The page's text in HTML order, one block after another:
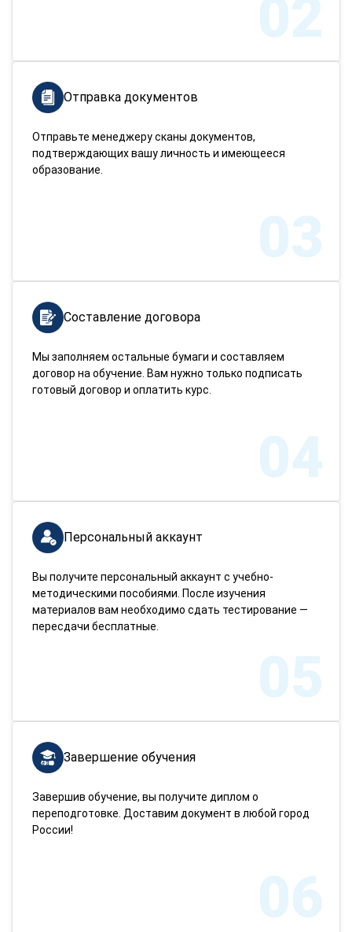
02
Отправка документов
Отправьте менеджеру сканы документов,
подтверждающих вашу личность и имеющееся
образование.
03
Составление договора
Мы заполняем остальные бумаги и составляем
договор на обучение. Вам нужно только подписать
готовый договор и оплатить курс.
04
Персональный аккаунт
Вы получите персональный аккаунт с учебно-
методическими пособиями. После изучения
материалов вам необходимо сдать тестирование —
пересдачи бесплатные.
05
Завершение обучения
Завершив обучение, вы получите диплом о
переподготовке. Доставим документ в любой город
России!
06